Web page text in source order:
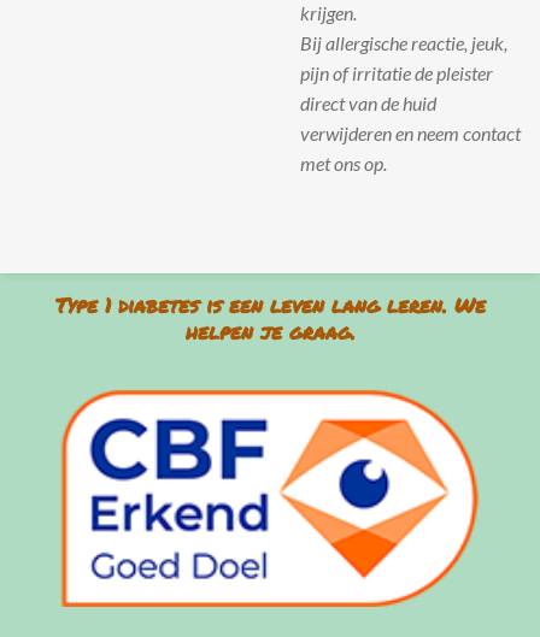
krijgen.
Bij allergische reactie, jeuk,
pijn of irritatie de pleister
direct van de huid
verwijderen en neem contact
met ons op.
Type 1 diabetes is een leven lang leren. We
helpen je graag.